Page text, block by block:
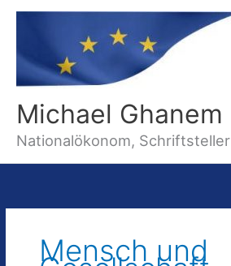
Michael Ghanem
Nationalökonom, Schriftsteller
Mensch und